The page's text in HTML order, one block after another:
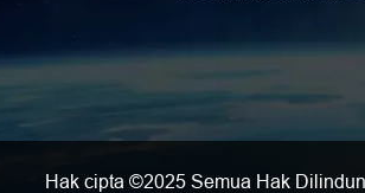
Hak cipta ©2025 Semua Hak